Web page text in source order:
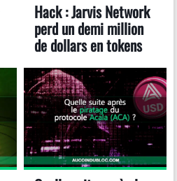
Hack : Jarvis Network
perd un demi million
de dollars en tokens